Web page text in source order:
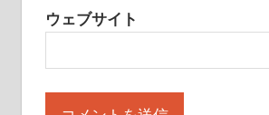
ウェブサイト